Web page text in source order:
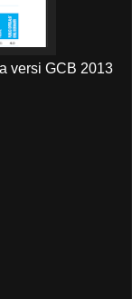
versi GCB 2013